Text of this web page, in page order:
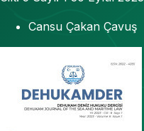
Cansu Çakan Çavuş